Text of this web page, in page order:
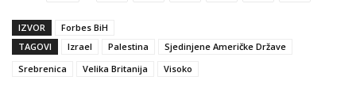
IZVOR
Forbes BiH
TAGOVI
Izrael Palestina
Sjedinjene Američke Države
Srebrenica
Velika Britanija Visoko